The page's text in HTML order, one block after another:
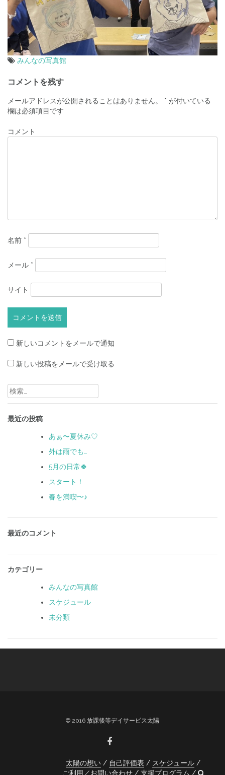
みんなの写真館
投
稿
ナ
ビ
コメントを残す
メールアドレスが公開されることはありません。 * が付いている
欄は必須項目です
コメント
名前 *
メール *
サイト
新しいコメントをメールで通知
新しい投稿をメールで受け取る
検
索:
最近の投稿
あぁ〜夏休み♡
外は雨でも…
5月の日常🍀
スタート！
春を満喫〜♪
最近のコメント
カテゴリー
みんなの写真館
スケジュール
未分類
© 2016 放課後等デイサービス太陽
太陽の想い 自己評価表
スケジュール
ご利用／お問い合わせ
支援プログラム